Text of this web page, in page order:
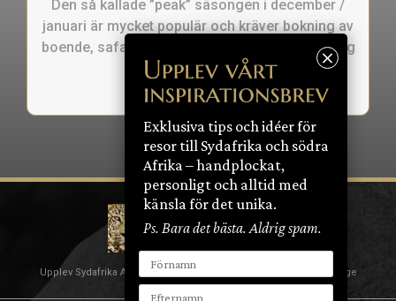
VÅRA TJÄNSTER, BOENDEN
Den så kallade ”peak” säsongen i december /
januari är mycket populär och kräver bokning av
boende, safari, aktiviteter och restauranger lång
tid i förväg.
Upplev Sydafrika AB | Nybrogatan 18 | 114 39 Stockholm | Sverige
Exklusiva tips och idéer för
resor till Sydafrika och södra
Afrika – handplockat,
personligt och alltid med
känsla för det unika.
Ps. Bara det bästa. Aldrig spam.